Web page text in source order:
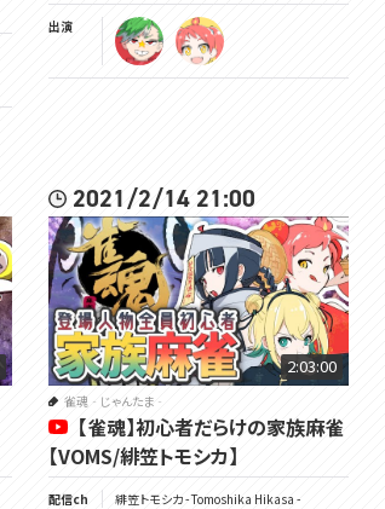
出演
2021/2/14 21:00
2:03:00
雀魂‐じゃんたま‐
【雀魂】初心者だらけの家族麻雀
【VOMS/緋笠トモシカ】
配信ch 緋笠トモシカ - Tomoshika Hikasa -